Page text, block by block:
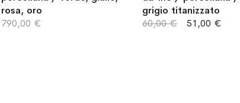
rosa, oro
790,00 €
grigio titanizzato
51,00 €
60,00 €